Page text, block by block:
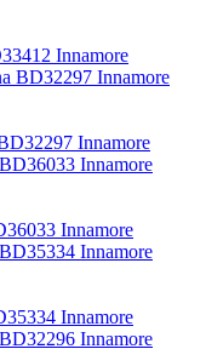
Innamore
Innamore
Innamore
Innamore